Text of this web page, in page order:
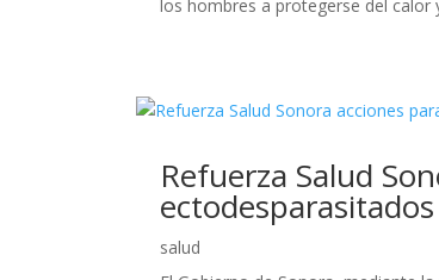
los hombres a protegerse del calor
Refuerza Salud
ectodesparasitados
salud